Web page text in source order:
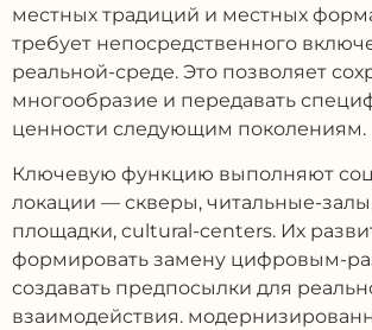
местных традиций и местных
требует непосредственного
реальной-среде. Это позволяет
многообразие и передавать
ценности следующим поколениям.
Ключевую функцию выполняют
локации — скверы, читальные-
площадки, cultural-centers. Их
формировать замену цифровым-
создавать предпосылки для
взаимодействия.